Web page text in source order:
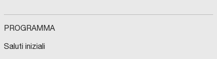
PROGRAMMA
Saluti iniziali